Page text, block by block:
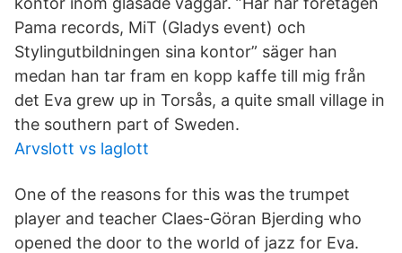
Pama records, MiT (Gladys event) och
Stylingutbildningen sina kontor” säger han
medan han tar fram en kopp kaffe till mig från
det Eva grew up in Torsås, a quite small village in
the southern part of Sweden.
Arvslott vs laglott
One of the reasons for this was the trumpet
player and teacher Claes-Göran Bjerding who
opened the door to the world of jazz for Eva.